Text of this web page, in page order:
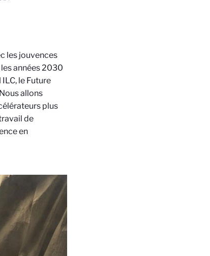
les jouvences
années 2030
le Future
allons
plus
de
en